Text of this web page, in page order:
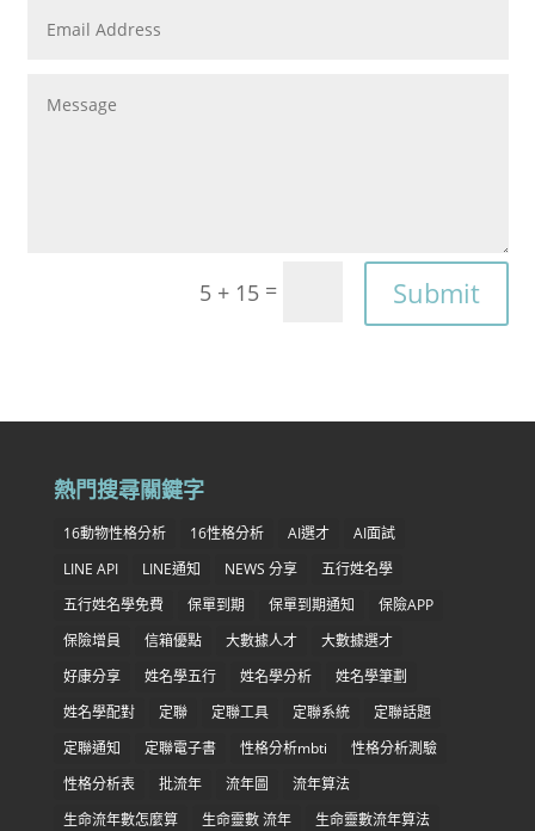
5 + 15= Submit
熱門搜尋關鍵字
16動物性格分析 16性格分析 AI選才
AI面試
LINE API
LINE通知 NEWS 分享
五行姓名學
五行姓名學免費
保單到期 保單到期通知
保險APP
保險增員
信箱優點 大數據人才
大數據選才
好康分享
姓名學五行 姓名學分析
姓名學筆劃
姓名學配對
定聯 定聯工具 定聯系統
定聯話題
定聯通知
定聯電子書 性格分析mbti
性格分析測驗
性格分析表
批流年 流年圖
流年算法
生命流年數怎麼算
生命靈數 流年
生命靈數流年算法